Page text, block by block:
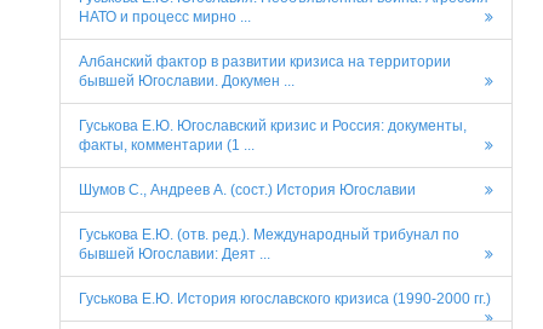
НАТО и процесс мирно ...
Албанский фактор в развитии кризиса на территории
бывшей Югославии. Докумен ...
Гуськова Е.Ю. Югославский кризис и Россия: документы,
факты, комментарии (1 ...
Шумов С., Андреев А. (сост.) История Югославии
Гуськова Е.Ю. (отв. ред.). Международный трибунал по
бывшей Югославии: Деят ...
Гуськова Е.Ю. История югославского кризиса (1990-2000 гг.)